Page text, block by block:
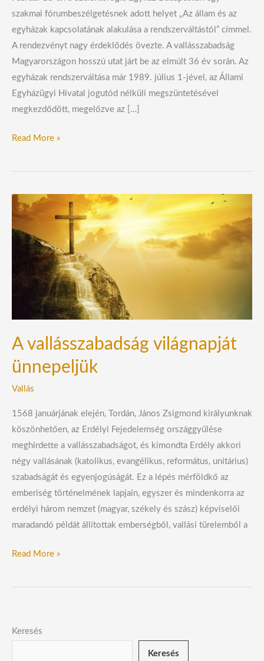
szakmai fórumbeszélgetésnek adott helyet „Az állam és az
egyházak kapcsolatának alakulása a rendszerváltástól” címmel.
A rendezvényt nagy érdeklődés övezte. A vallásszabadság
Magyarországon hosszú utat járt be az elmúlt 36 év során. Az
egyházak rendszerváltása már 1989. július 1-jével, az Állami
Egyházügyi Hivatal jogutód nélküli megszüntetésével
megkezdődött, megelőzve az […]
Read More »
A vallásszabadság világnapját
ünnepeljük
Vallás
1568 januárjának elején, Tordán, János Zsigmond királyunknak
köszönhetően, az Erdélyi Fejedelemség országgyűlése
meghirdette a vallásszabadságot, és kimondta Erdély akkori
négy vallásának (katolikus, evangélikus, református, unitárius)
szabadságát és egyenjogúságát. Ez a lépés mérföldkő az
emberiség történelmének lapjain, egyszer és mindenkorra az
erdélyi három nemzet (magyar, székely és szász) képviselői
maradandó példát állítottak emberségből, vallási türelemből a
vallásszabadság
világnapját
ünnepeljük
Read More »
Keresés
Keresés